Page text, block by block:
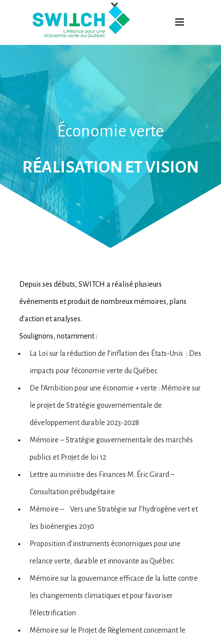
Économie verte
RÉALISATION ET VISION
Depuis ses débuts, SWITCH a réalisé plusieurs
évènements et produit de nombreux mémoires, plans
d’action et analyses.
Soulignons, notamment :
La Loi sur la réduction de l’inflation des États-Unis : Des
impacts pour l’économie verte du Québec
De l’Ambition pour une économie + verte : Mémoire sur
le projet de Stratégie gouvernementale de
développement durable 2023-2028
Mémoire – Stratégie gouvernementale des marchés
publics et Projet de loi 12
Lettre au ministre des Finances M. Éric Girard –
Consultation prébudgétaire
Mémoire – Vers une Stratégie sur l’hydrogène vert et
les bioénergies 2030
Proposition d’instruments économiques pour une
relance verte, durable et innovante au Québec
Mémoire sur la gouvernance efficace de la lutte contre
les changements climatiques et pour favoriser
l’électrification
Mémoire sur le Projet de Règlement concernant le